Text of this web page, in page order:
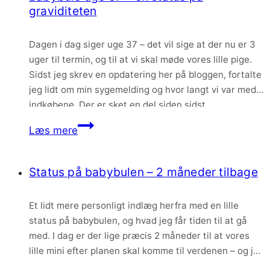
første
uger
som
mor
graviditeten
Dagen i dag siger uge 37 – det vil sige at der nu er 3
uger til termin, og til at vi skal møde vores lille pige.
Sidst jeg skrev en opdatering her på bloggen, fortalte
jeg lidt om min sygemelding og hvor langt vi var med
indkøbene. Der er sket en del siden sidst,…
Læs mereBabybule
–
status
på
graviditeten
Status på babybulen – 2 måneder tilbage
Et lidt mere personligt indlæg herfra med en lille
status på babybulen, og hvad jeg får tiden til at gå
med. I dag er der lige præcis 2 måneder til at vores
lille mini efter planen skal komme til verdenen – og jeg